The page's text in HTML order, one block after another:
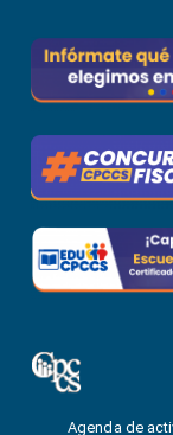
Agenda de